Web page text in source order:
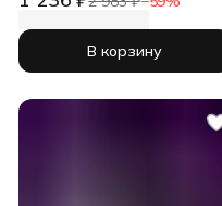
В корзину